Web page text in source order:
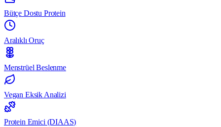
Bütçe Dostu Protein
Aralıklı Oruç
Menstrüel Beslenme
Vegan Eksik Analizi
Protein Emici (DIAAS)